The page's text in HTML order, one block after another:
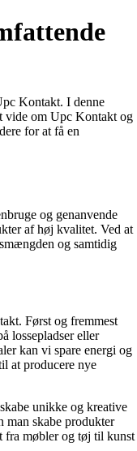
Kontakt. I denne
vide om Upc Kontakt og
for at få en
og genanvende
af høj kvalitet. Ved at
og samtidig
Først og fremmest
lossepladser eller
kan vi spare energi og
at producere nye
unikke og kreative
man skabe produkter
fra møbler og tøj til kunst